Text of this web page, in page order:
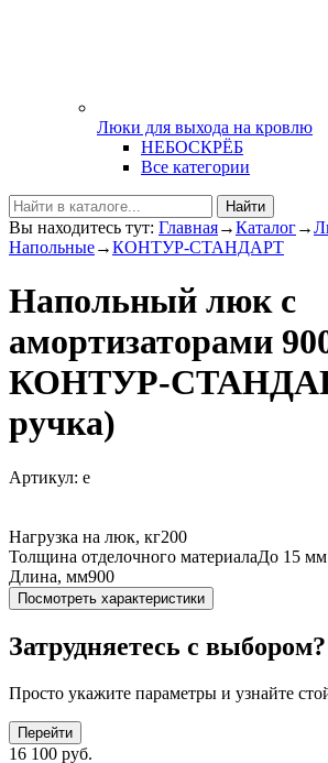
Люки для выхода на кровлю
НЕБОСКРЁБ
Все категории
Найти
Вы находитесь тут: Главная→Каталог→
Напольные→КОНТУР-СТАНДАРТ
Напольный люк с
амортизаторами
КОНТУР-
ручка)
Артикул: e
Нагрузка на люк, кг200
Толщина отделочного материалаДо 15 мм
Длина, мм900
Посмотреть характеристики
Затрудняетесь с выбором?
Просто укажите параметры и узнайте
Перейти
16 100 руб.